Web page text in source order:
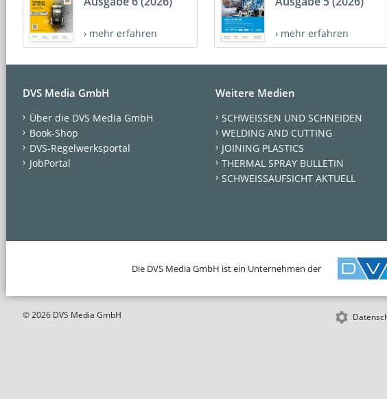
› mehr erfahren › mehr erfahren
DVS Media GmbH
Über die DVS Media GmbH
Book-Shop
DVS-Regelwerksportal
JobPortal
Weitere Medien
SCHWEISSEN UND SCHNEIDEN
WELDING AND CUTTING
JOINING PLASTICS
THERMAL SPRAY BULLETIN
SCHWEISSAUFSICHT AKTUELL
Die DVS Media GmbH ist ein Unternehmen der
© 2026 DVS Media GmbH